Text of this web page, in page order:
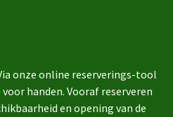
onze online reserverings-tool
handen. Vooraf reserveren
en opening van de